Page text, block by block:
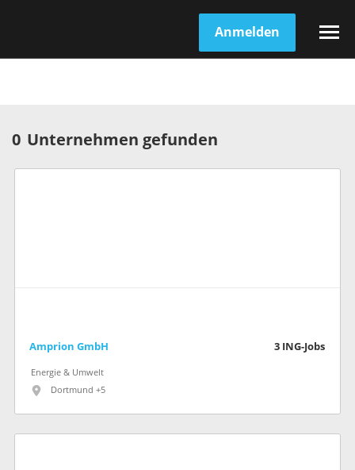
Anmelden
0 Unternehmen gefunden
Amprion GmbH 3 ING-Jobs
Energie & Umwelt
Dortmund +5